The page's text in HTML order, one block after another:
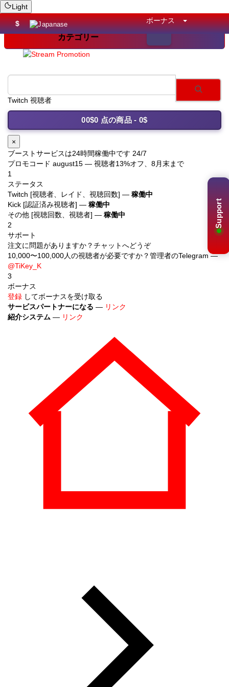
Light
Support
$ ボーナス
You
00$0 点の商品 - 0$
×
ブーストサービスは24時間稼働中です 24/7
プロモコード august15 — 視聴者13%オフ、8月末まで
1
ステータス
Twitch [視聴者、レイド、視聴回数] — 稼働中
Kick [認証済み視聴者] — 稼働中
その他 [視聴回数、視聴者] — 稼働中
2
サポート
注文に問題がありますか？チャットへどうぞ
10,000〜100,000人の視聴者が必要ですか？管理者のTelegram —
@TiKey_K
3
ボーナス
登録 してボーナスを受け取る
サービスパートナーになる — リンク
紹介システム — リンク
カテゴリー